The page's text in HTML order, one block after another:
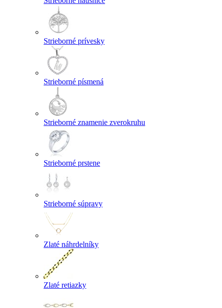
Strieborné prívesky
Strieborné písmená
Strieborné znamenie zverokruhu
Strieborné prstene
Strieborné súpravy
Zlaté náhrdelníky
Zlaté retiazky